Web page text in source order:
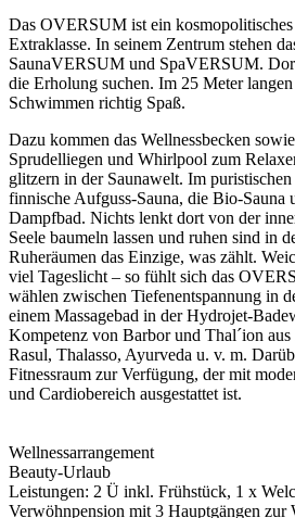
Das OVERSUM ist ein
Extraklasse. In seinem Zentrum stehen
SaunaVERSUM und SpaVERSUM.
die Erholung suchen. Im 25 Meter
Schwimmen richtig Spaß.
Dazu kommen das Wellnessbecken
Sprudelliegen und Whirlpool zum
glitzern in der Saunawelt. Im
finnische Aufguss-Sauna, die Bio-Sauna
Dampfbad. Nichts lenkt dort von der
Seele baumeln lassen und ruhen sind in
Ruheräumen das Einzige, was zählt.
viel Tageslicht – so fühlt sich das
wählen zwischen Tiefenentspannung in
einem Massagebad in der Hydrojet-
Kompetenz von Barbor und Thal´ion
Rasul, Thalasso, Ayurveda u. v. m.
Fitnessraum zur Verfügung, der mit
und Cardiobereich ausgestattet ist.
Wellnessarrangement
Beauty-Urlaub
Leistungen: 2 Ü inkl. Frühstück, 1 x
Verwöhnpension mit 3 Hauptgängen zur